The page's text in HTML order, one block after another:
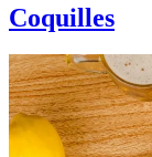
Coquilles